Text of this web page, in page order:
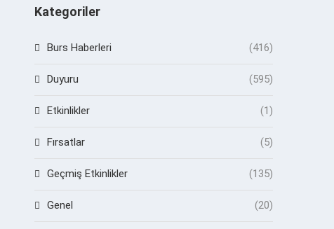
Kategoriler
Burs Haberleri (416)
Duyuru (595)
Etkinlikler (1)
Fırsatlar (5)
Geçmiş Etkinlikler (135)
Genel (20)